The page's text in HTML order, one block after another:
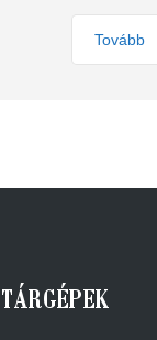
Tovább